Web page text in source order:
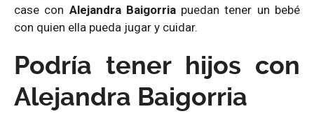
case con Alejandra Baigorriapuedan tener un bebé
con quien ella pueda jugar y cuidar.
Podría tener hijos con
Alejandra Baigorria